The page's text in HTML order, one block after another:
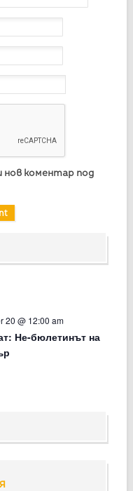
нов коментар под
20 @ 12:00 am
Не-бюлетинът на